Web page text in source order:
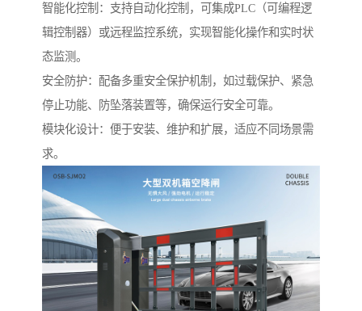
智能化控制：支持自动化控制，可集成PLC（可编程逻
辑控制器）或远程监控系统，实现智能化操作和实时状
态监测。
安全防护：配备多重安全保护机制，如过载保护、紧急
停止功能、防坠落装置等，确保运行安全可靠。
模块化设计：便于安装、维护和扩展，适应不同场景需
求。